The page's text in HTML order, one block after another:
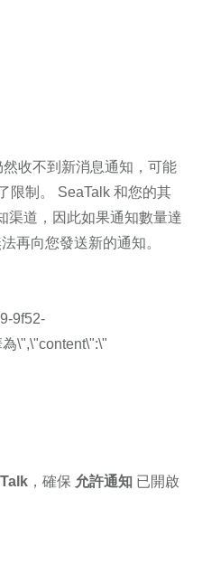
然收不到新消息通知，可能
限制。 SeaTalk 和您的其
渠道，因此如果通知數量達
再向您發送新的通知。
9f52-
\",\"content\":\"
，確保 允許通知 已開啟